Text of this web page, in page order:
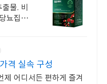
물. 비
뇨집중
격 실속 구성
제 어디서든 편하게 즐겨